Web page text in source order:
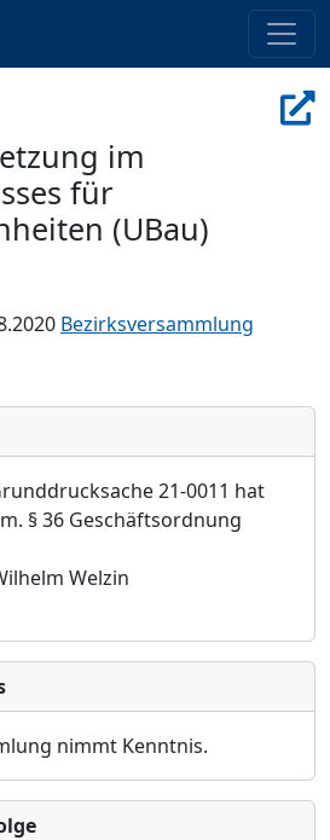
im
für
(UBau)
Bezirksversammlung
21-0011 hat
§ 36 Geschäftsordnung
Welzin
nimmt Kenntnis.